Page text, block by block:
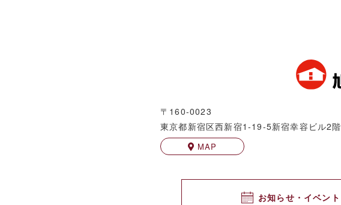
〒160-0023
東京都新宿区西新宿1-19-5新宿幸容ビル2階
MAP
お知らせ・イベント